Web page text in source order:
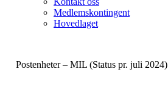
Medlemskontingent
Hovedlaget
Postenheter – MIL (Status pr. juli 2024)